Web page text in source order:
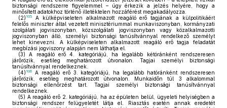
biztonsági rendszerre figyelemmel – úgy érkezik a jelzés helyére, hogy a
minősített adatokhoz történő illetéktelen hozzáférést megakadályozza.
(2) 105
A külképviseleten alkalmazott reagáló erő tagjának a külpolitikáért
felelős miniszter által vezetett minisztériummal munkaviszonyban, kormányzati
szolgálati jogviszonyban, közszolgálati jogviszonyban vagy közalkalmazotti
jogviszonyban álló, személyi biztonsági tanúsítvánnyal rendelkező személyt
lehet kinevezni. A külképviseleten alkalmazott reagáló erő tagja feladatát
megbízási jogviszony alapján nem láthatja el.
(3) A reagáló erő 4. kategóriájú, ha legalább kétóránként rendszeresen
járőrözik, esetileg meghatározott útvonalon. Tagjai személyi biztonsági
tanúsítvánnyal rendelkeznek.
(4) 106
A reagáló erő 3. kategóriájú, ha legalább hatóránként rendszeresen
járőrözik, esetileg meghatározott útvonalon. Munkaidőn túl 3 alkalommal
biztonsági ellenőrzést tart. Tagjai személyi biztonsági tanúsítvánnyal
rendelkeznek.
(5) A reagáló erő 2. kategóriájú, ha az épületen belül, ügyeleti helyiségben a
biztonsági rendszer felügyeletét látja el. Riasztás esetén annak eredetét